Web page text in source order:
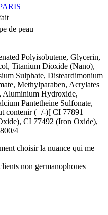
de peau
Polyisobutene, Glycerin,
Titanium Dioxide (Nano),
Sulphate, Disteardimonium
Methylparaben, Acrylates
Aluminium Hydroxide,
Pantetheine Sulfonate,
contenir (+/-)[ CI 77891
CI 77492 (Iron Oxide),
4
choisir la nuance qui me
non germanophones